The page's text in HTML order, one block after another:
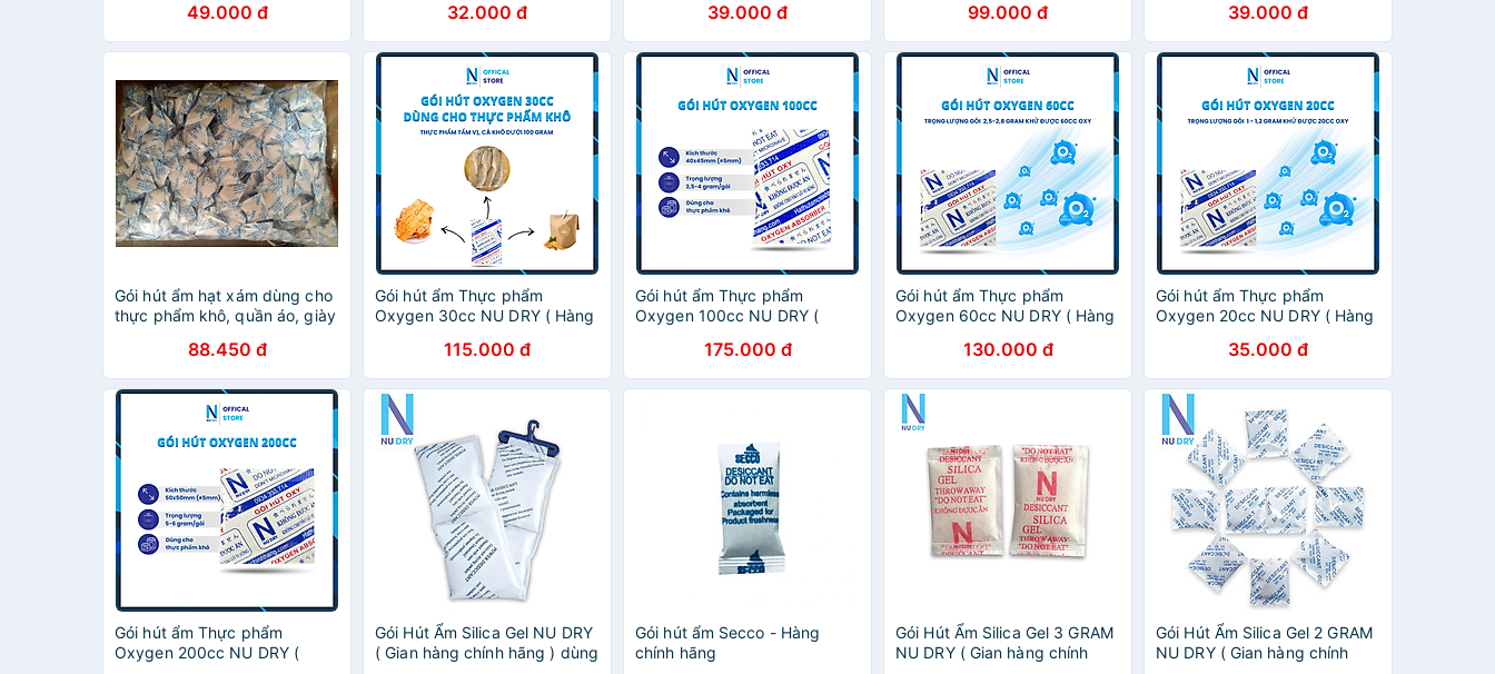
49.000 đ
hiệu MAX DESI - hàng chính
hãng
32.000 đ
hút ẩm nhãn hiệu MAX DESI
hàng chính hãng
39.000 đ
đóng gói đồ ăn vặt, giày dép
túi hút ẩm đa dụng nhãn hiệu
MAX DESI hàng chính hãng
99.000 đ
túi hút ẩm nhãn hiệu MAX
DESI hàng chính hãng
39.000 đ
Gói hút ẩm hạt xám dùng cho
thực phẩm khô, quần áo, giày
chính hãng88.450 đ
Gói hút ẩm Thực phẩm
Oxygen 30cc NU DRY ( Hàng
Trung Thu,các loại bánh, cá
khô
115.000 đ
Gói hút ẩm Thực phẩm
Oxygen 100cc NU DRY (
Bánh Trung Thu,các loại bánh,
cá khô
175.000 đ
Gói hút ẩm Thực phẩm
Oxygen 60cc NU DRY ( Hàng
Trung Thu,các loại bánh, cá
khô
130.000 đ
Gói hút ẩm Thực phẩm
Oxygen 20cc NU DRY ( Hàng
Trung Thu,các loại bánh, cá
khô
35.000 đ
Gói hút ẩm Thực phẩm
Oxygen 200cc NU DRY (
Gói Hút Ẩm Silica Gel NU DRY
( Gian hàng chính hãng ) dùng
Gói hút ẩm Secco - Hàng
chính hãng
Gói Hút Ẩm Silica Gel 3 GRAM
NU DRY ( Gian hàng chính
Gói Hút Ẩm Silica Gel 2 GRAM
NU DRY ( Gian hàng chính